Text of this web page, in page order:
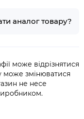
аналог товару?
може відрізнятися
може змінюватися
не несе